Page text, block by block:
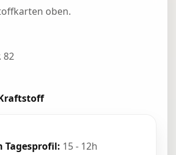
oben.
82
Tagesprofil: 15 - 12h